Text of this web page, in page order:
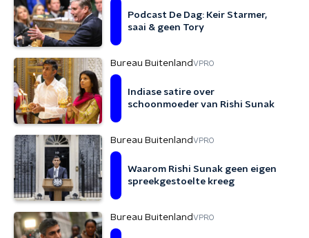
Podcast De Dag: Keir Starmer,
saai & geen Tory
Bureau BuitenlandVPRO
Indiase satire over
schoonmoeder van Rishi Sunak
Bureau BuitenlandVPRO
Waarom Rishi Sunak geen eigen
spreekgestoelte kreeg
Bureau BuitenlandVPRO